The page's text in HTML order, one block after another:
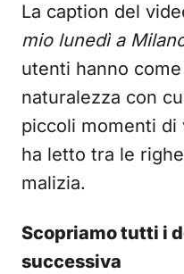
La caption del
mio lunedì a
utenti hanno
naturalezza con
piccoli momenti di
ha letto tra le
malizia.
Scopriamo tutti i
successiva